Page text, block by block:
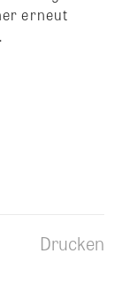
erneut
Drucken